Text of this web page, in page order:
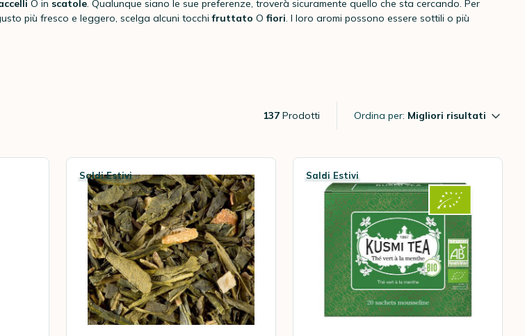
O in scatole. Qualunque siano le sue preferenze, troverà sicuramente quello che sta cercando. Per
più fresco e leggero, scelga alcuni tocchifruttato O fiori. I loro aromi possono essere sottili o più
137 Prodotti Ordina per: Migliori risultati
Saldi Estivi Saldi Estivi